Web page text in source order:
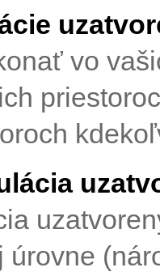
vo
úrovne